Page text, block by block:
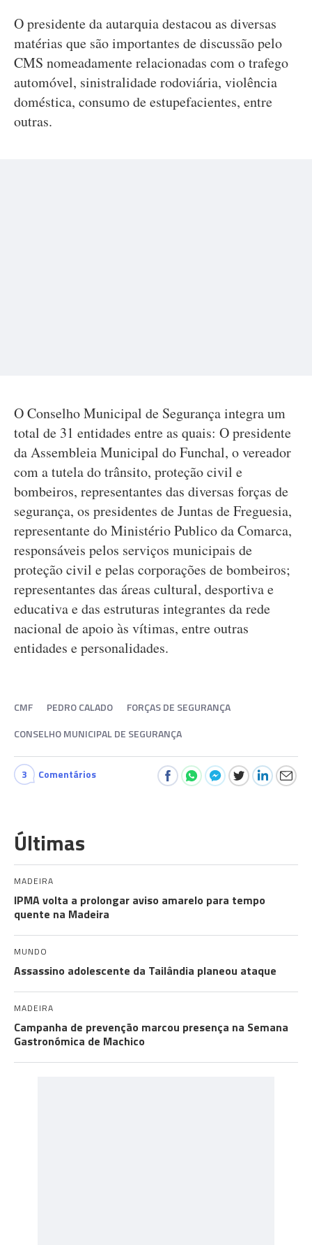
O presidente da autarquia destacou as diversas
matérias que são importantes de discussão pelo
CMS nomeadamente relacionadas com o trafego
automóvel, sinistralidade rodoviária, violência
doméstica, consumo de estupefacientes, entre
outras.
O Conselho Municipal de Segurança integra um
total de 31 entidades entre as quais: O presidente
da Assembleia Municipal do Funchal, o vereador
com a tutela do trânsito, proteção civil e
bombeiros, representantes das diversas forças de
segurança, os presidentes de Juntas de Freguesia,
representante do Ministério Publico da Comarca,
responsáveis pelos serviços municipais de
proteção civil e pelas corporações de bombeiros;
representantes das áreas cultural, desportiva e
educativa e das estruturas integrantes da rede
nacional de apoio às vítimas, entre outras
entidades e personalidades.
CMF PEDRO CALADO
FORÇAS DE SEGURANÇA
CONSELHO MUNICIPAL DE SEGURANÇA
3 Comentários
Últimas
MADEIRA
IPMA volta a prolongar aviso amarelo para tempo
quente na Madeira
MUNDO
Assassino adolescente da Tailândia planeou ataque
MADEIRA
Campanha de prevenção marcou presença na Semana
Gastronómica de Machico